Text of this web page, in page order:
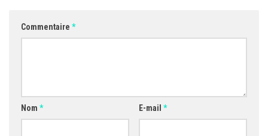
Commentaire *
Nom * E-mail *